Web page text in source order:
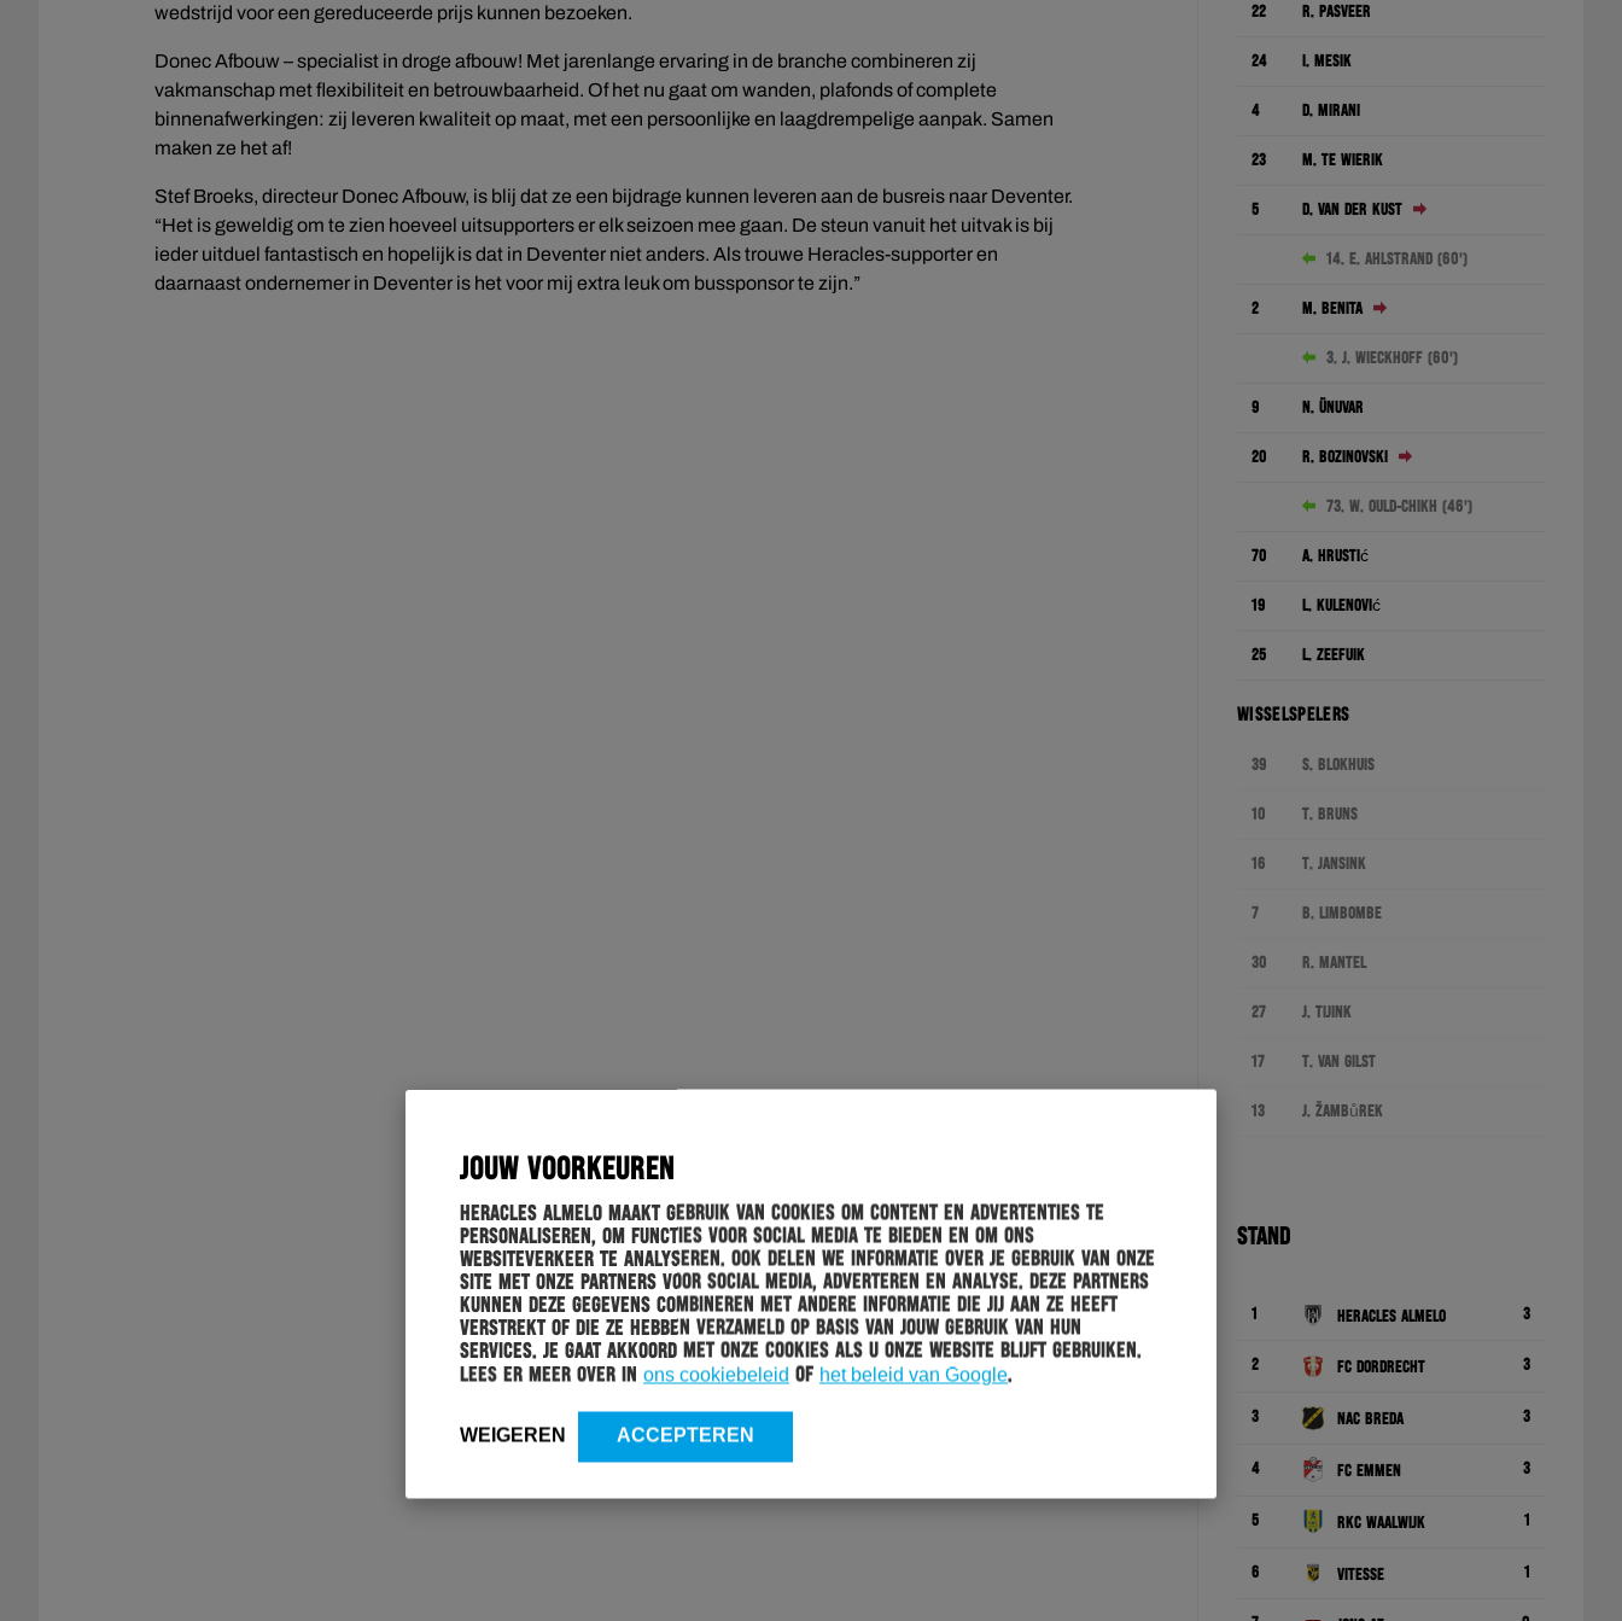
JOUW VOORKEUREN
Heracles Almelo maakt gebruik van cookies om content en advertenties te
personaliseren, om functies voor social media te bieden en om ons
websiteverkeer te analyseren. Ook delen we informatie over je gebruik van onze
site met onze partners voor social media, adverteren en analyse. Deze partners
kunnen deze gegevens combineren met andere informatie die jij aan ze heeft
verstrekt of die ze hebben verzameld op basis van jouw gebruik van hun
services. Je gaat akkoord met onze cookies als u onze website blijft gebruiken.
Lees er meer over in ons cookiebeleid of het beleid van Google.
WEIGEREN ACCEPTEREN
wedstrijd voor een gereduceerde prijs kunnen bezoeken.
Donec Afbouw – specialist in droge afbouw! Met jarenlange ervaring in de branche combineren zij
vakmanschap met flexibiliteit en betrouwbaarheid. Of het nu gaat om wanden, plafonds of complete
binnenafwerkingen: zij leveren kwaliteit op maat, met een persoonlijke en laagdrempelige aanpak. Samen
maken ze het af!
Stef Broeks, directeur Donec Afbouw, is blij dat ze een bijdrage kunnen leveren aan de busreis naar Deventer.
“Het is geweldig om te zien hoeveel uitsupporters er elk seizoen mee gaan. De steun vanuit het uitvak is bij
ieder uitduel fantastisch en hopelijk is dat in Deventer niet anders. Als trouwe Heracles-supporter en
daarnaast ondernemer in Deventer is het voor mij extra leuk om bussponsor te zijn.”
22 R. Pasveer
24 I. Mesík
4 D. Mirani
23 M. te Wierik
5 D. van der Kust
14. E. Ahlstrand (60')
2 M. Benita
3. J. Wieckhoff (60')
9 N. Ünüvar
20 R. Bozinovski
73. W. Ould-Chikh (46')
70 A. Hrustić
19 L. Kulenović
25 L. Zeefuik
WISSELSPELERS
39 S. Blokhuis
10 T. Bruns
16 T. Jansink
7 B. Limbombe
30 R. Mantel
27 J. Tijink
17 T. van Gilst
13 J. Žambůrek
STAND
1 Heracles Almelo 3
2 FC Dordrecht 3
3 NAC Breda 3
4 FC Emmen 3
5 RKC Waalwijk 1
6 Vitesse 1